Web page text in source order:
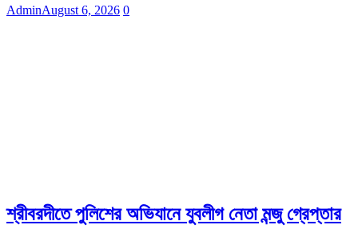
AdminAugust 6, 2026 0
শ্রীবরদীতে পুলিশের অভিযানে যুবলীগ নেতা মন্জু গ্রেপ্তার